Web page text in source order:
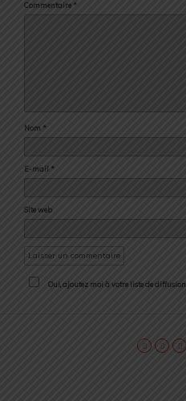
Commentaire *
Nom *
E-mail *
Site web
Oui, ajoutez moi à votre liste de diffusion.